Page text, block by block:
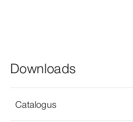
Downloads
Catalogus